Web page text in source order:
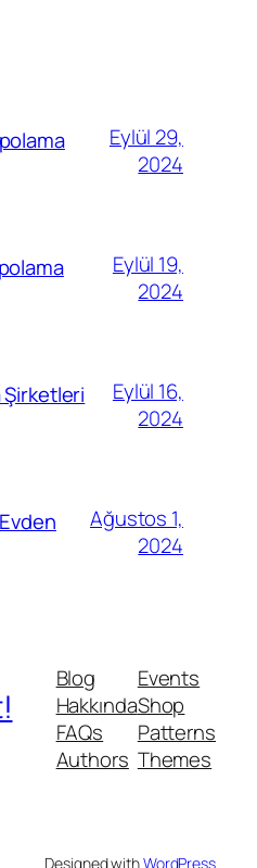
Eylül 29,
2024
Eylül 19,
2024
Şirketleri
Eylül 16,
2024
Ağustos 1,
2024
Blog
Hakkında
FAQs
Authors
Events
Shop
Patterns
Themes
Designed withWordPress